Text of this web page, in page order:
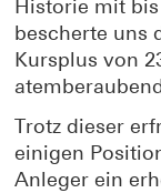
Historie mit
bescherte uns
Kursplus von
Trotz dieser
einigen
Anleger ein